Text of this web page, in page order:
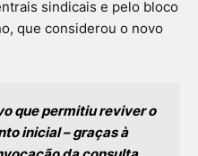
sindicais e pelo bloco
que considerou o novo
que permitiu reviver o
inicial – graças à